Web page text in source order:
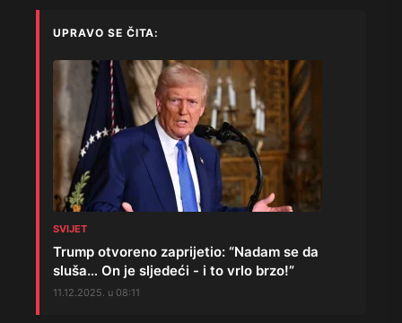
UPRAVO SE ČITA:
SVIJET
Trump otvoreno zaprijetio: “Nadam se da
sluša… On je sljedeći - i to vrlo brzo!”
11.12.2025. u 08:11